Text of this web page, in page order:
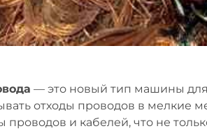
— это новый тип машины
отходы проводов в мелкие
проводов и кабелей, что не